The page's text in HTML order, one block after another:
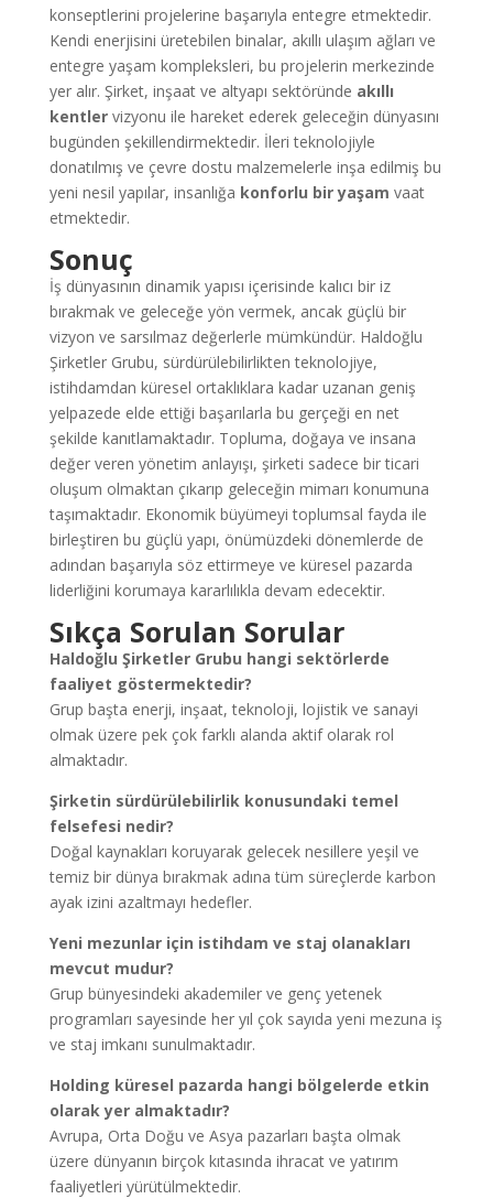
konseptlerini projelerine başarıyla entegre etmektedir.
Kendi enerjisini üretebilen binalar, akıllı ulaşım ağları ve
entegre yaşam kompleksleri, bu projelerin merkezinde
yer alır. Şirket, inşaat ve altyapı sektöründe akıllı
kentlervizyonu ile hareket ederek geleceğin dünyasını
bugünden şekillendirmektedir. İleri teknolojiyle
donatılmış ve çevre dostu malzemelerle inşa edilmiş bu
yeni nesil yapılar, insanlığa konforlu bir yaşam vaat
etmektedir.
Sonuç
İş dünyasının dinamik yapısı içerisinde kalıcı bir iz
bırakmak ve geleceğe yön vermek, ancak güçlü bir
vizyon ve sarsılmaz değerlerle mümkündür. Haldoğlu
Şirketler Grubu, sürdürülebilirlikten teknolojiye,
istihdamdan küresel ortaklıklara kadar uzanan geniş
yelpazede elde ettiği başarılarla bu gerçeği en net
şekilde kanıtlamaktadır. Topluma, doğaya ve insana
değer veren yönetim anlayışı, şirketi sadece bir ticari
oluşum olmaktan çıkarıp geleceğin mimarı konumuna
taşımaktadır. Ekonomik büyümeyi toplumsal fayda ile
birleştiren bu güçlü yapı, önümüzdeki dönemlerde de
adından başarıyla söz ettirmeye ve küresel pazarda
liderliğini korumaya kararlılıkla devam edecektir.
Sıkça Sorulan Sorular
Haldoğlu Şirketler Grubu hangi sektörlerde
faaliyet göstermektedir?
Grup başta enerji, inşaat, teknoloji, lojistik ve sanayi
olmak üzere pek çok farklı alanda aktif olarak rol
almaktadır.
Şirketin sürdürülebilirlik konusundaki temel
felsefesi nedir?
Doğal kaynakları koruyarak gelecek nesillere yeşil ve
temiz bir dünya bırakmak adına tüm süreçlerde karbon
ayak izini azaltmayı hedefler.
Yeni mezunlar için istihdam ve staj olanakları
mevcut mudur?
Grup bünyesindeki akademiler ve genç yetenek
programları sayesinde her yıl çok sayıda yeni mezuna iş
ve staj imkanı sunulmaktadır.
Holding küresel pazarda hangi bölgelerde etkin
olarak yer almaktadır?
Avrupa, Orta Doğu ve Asya pazarları başta olmak
üzere dünyanın birçok kıtasında ihracat ve yatırım
faaliyetleri yürütülmektedir.